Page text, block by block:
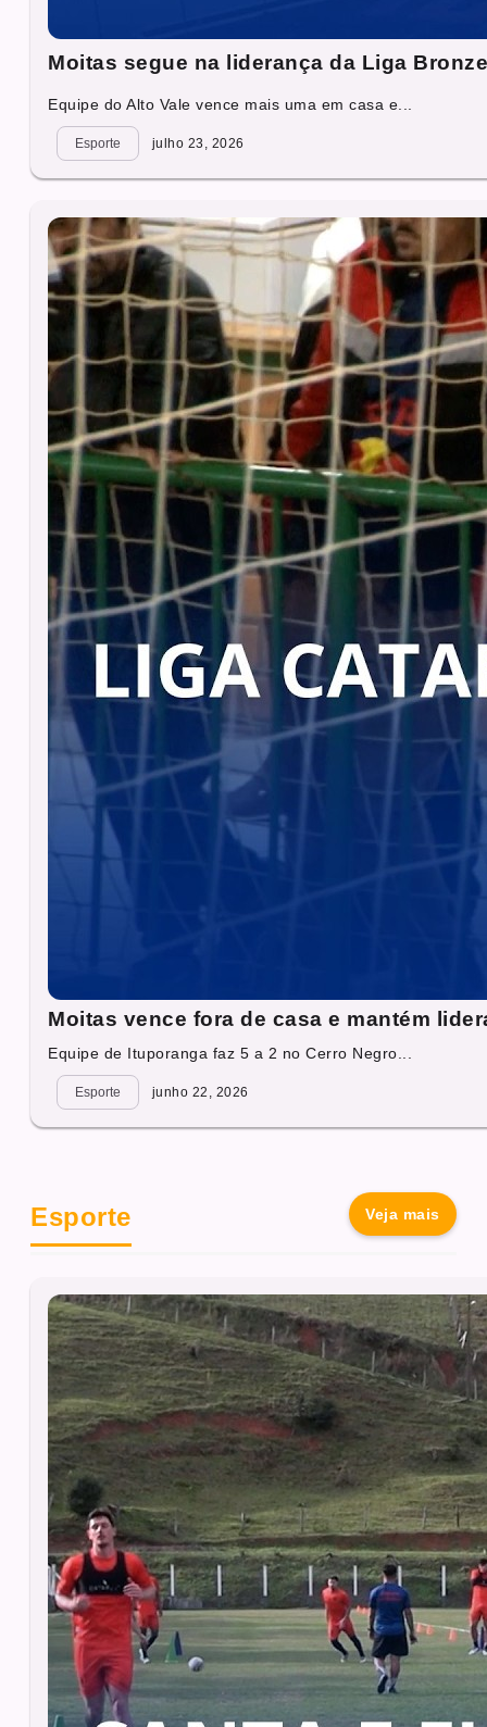
Moitas segue na liderança da Liga
Equipe do Alto Vale vence mais uma em casa e...
Esporte julho 23, 2026
Moitas vence fora de casa e mantém
Equipe de Ituporanga faz 5 a 2 no Cerro Negro...
Esporte junho 22, 2026
Esporte Veja mais